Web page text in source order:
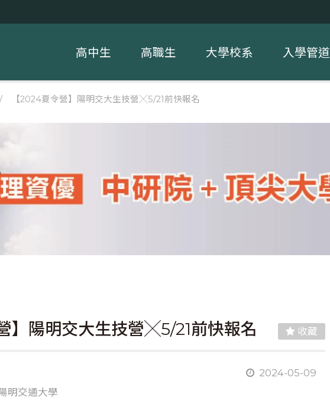
高中生 高職生 大學校系 入學管道
【2024夏令營】陽明交大生技營╳5/21前快報名
】陽明交大生技營╳5/21前快報名 收藏
2024-05-09
明交通大學